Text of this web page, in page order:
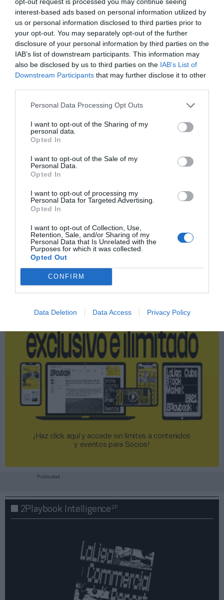
interest-based ads based on personal information utilized by
us or personal information disclosed to third parties prior to
your opt-out. You may separately opt-out of the further
disclosure of your personal information by third parties on the
IAB’s list of downstream participants. This information may
also be disclosed by us to third parties on the IAB’s List of
Downstream Participants that may further disclose it to other
Personal Data Processing Opt Outs
I want to opt-out of the Sharing of my
personal data.
Opted In
I want to opt-out of the Sale of my
Personal Data.
Opted In
I want to opt-out of processing my
Personal Data for Targeted Advertising.
Opted In
I want to opt-out of Collection, Use,
Retention, Sale, and/or Sharing of my
Personal Data that Is Unrelated with the
Purposes for which it was collected.
Opted Out
CONFIRM
Data Deletion Data Access Privacy Policy
Índex2P
Puma
Adidas
Añadir2Playbookcomo fuente preferida de Google
de forma gratuita
Mantente informado con las últimas noticias de actualidad.
Compartir
Publicidad
2Playbook Club 2P
¡Haz click aquí y accede sin límites a contenidos
y eventos para Socios!​​​​​​​
Publicidad
2Playbook Intelligence2P